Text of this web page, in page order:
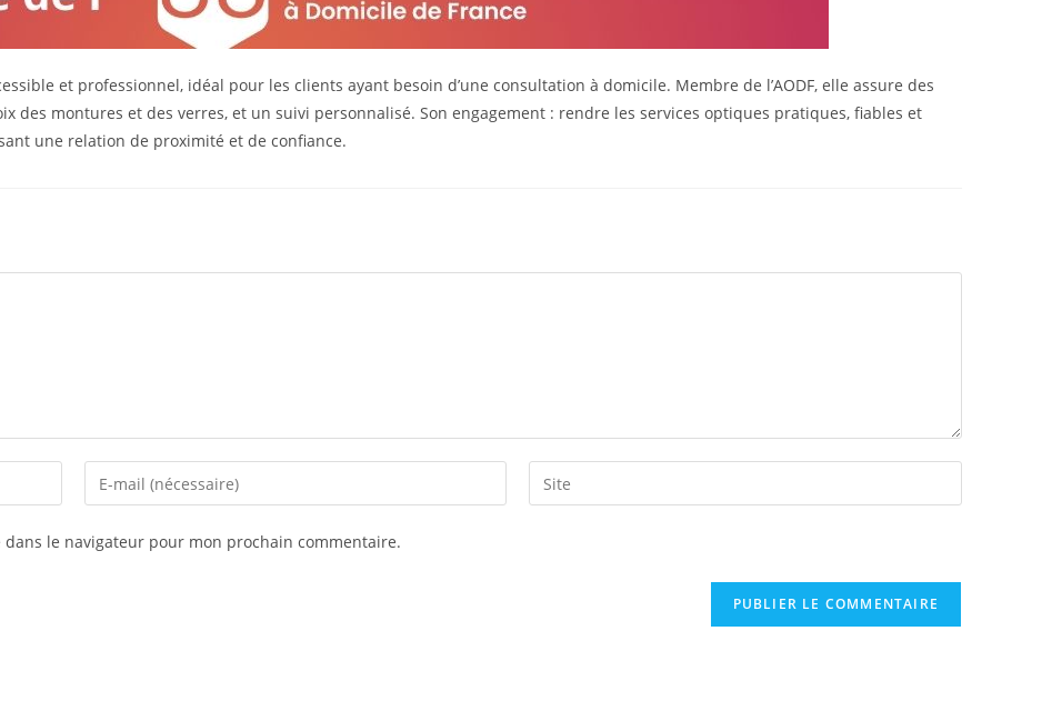
et professionnel, idéal pour les clients ayant besoin d’une consultation à domicile. Membre de l’AODF, elle assure des
des montures et des verres, et un suivi personnalisé. Son engagement : rendre les services optiques pratiques, fiables et
une relation de proximité et de confiance.
le navigateur pour mon prochain commentaire.